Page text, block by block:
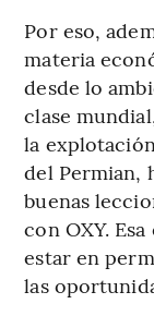
Por eso,
materia
desde lo
clase
la
del Permian,
buenas
con OXY.
estar en
las